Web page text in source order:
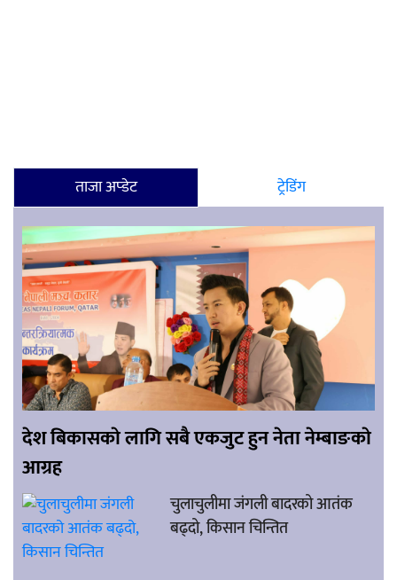
ताजा अप्डेट ट्रेडिंग
देश बिकासकाे लागि सबै एकजुट हुन नेता नेम्बाङकाे
आग्रह
चुलाचुलीमा जंगली बादरको आतंक
बढ्दो, किसान चिन्तित